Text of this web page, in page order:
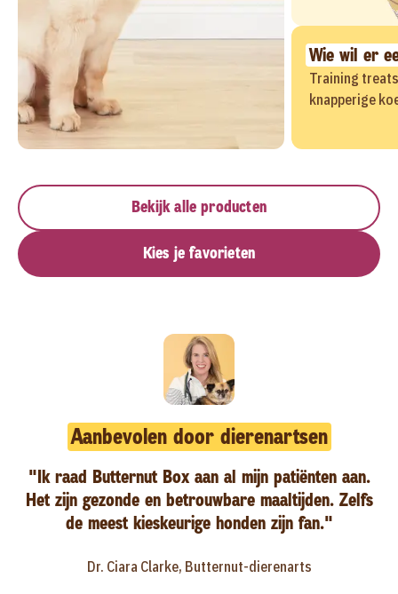
Wie wil er
Training
knapperige
Bekijk alle producten
Kies je favorieten
Aanbevolen door dierenartsen
"Ik raad Butternut Box aan al mijn patiënten aan.
Het zijn gezonde en betrouwbare maaltijden. Zelfs
de meest kieskeurige honden zijn fan."
Dr. Ciara Clarke, Butternut-dierenarts